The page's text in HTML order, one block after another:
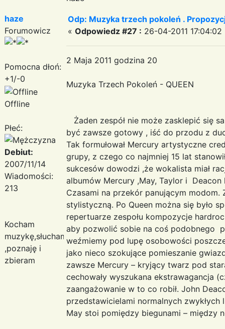
haze
Forumowicz
Pomocna dłoń:
+1/-0
Offline
Płeć:
Debiut:
2007/11/14
Wiadomości:
213
Kocham
muzykę,słucham
,poznaję i
zbieram
Odp: Muzyka trzech pokoleń .
« Odpowiedz #27 : 26-04-2011 17:04:02
2 Maja 2011 godzina 20
Muzyka Trzech Pokoleń - QUEEN
Żaden zespół nie może zasklepić się
być zawsze gotowy , iść do przodu z
Tak formułował Mercury artystyczne
grupy, z czego co najmniej 15 lat
sukcesów dowodzi ,że wokalista miał
albumów Mercury ,May, Taylor i
Czasami na przekór panującym
stylistyczną. Po Queen można się było
repertuarze zespołu kompozycje
aby pozwolić sobie na coś podobnego
weźmiemy pod lupę osobowości
jako nieco szokujące pomieszanie
zawsze Mercury – kryjący twarz pod
cechowały wyszukana ekstrawagancja
zaangażowanie w to co robił. John
przedstawicielami normalnych zwykłych
May stoi pomiędzy biegunami – między